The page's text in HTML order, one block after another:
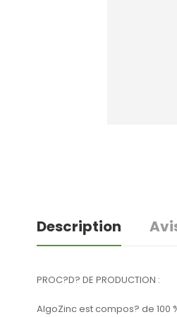
Description
PROC?D? DE PRODUCTION :
AlgoZinc est compos? de 100